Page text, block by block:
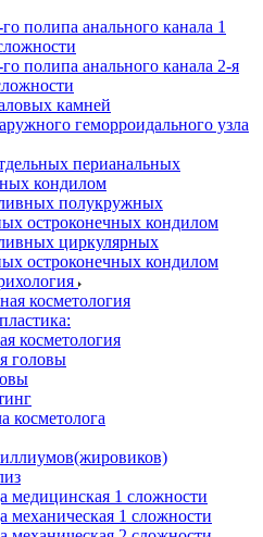
полипа анального канала 1
полипа анального канала 2-я
камней
геморроидального узла
перианальных
кондилом
полукружных
остроконечных кондилом
циркулярных
остроконечных кондилом
косметология
косметология
головы
косметолога
медицинская 1 сложности
механическая 1 сложности